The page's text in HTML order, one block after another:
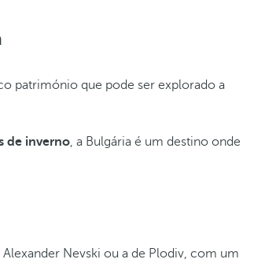
património que pode ser explorado a
de inverno, a Bulgária é um destino onde
Nevski ou a de Plodiv, com um